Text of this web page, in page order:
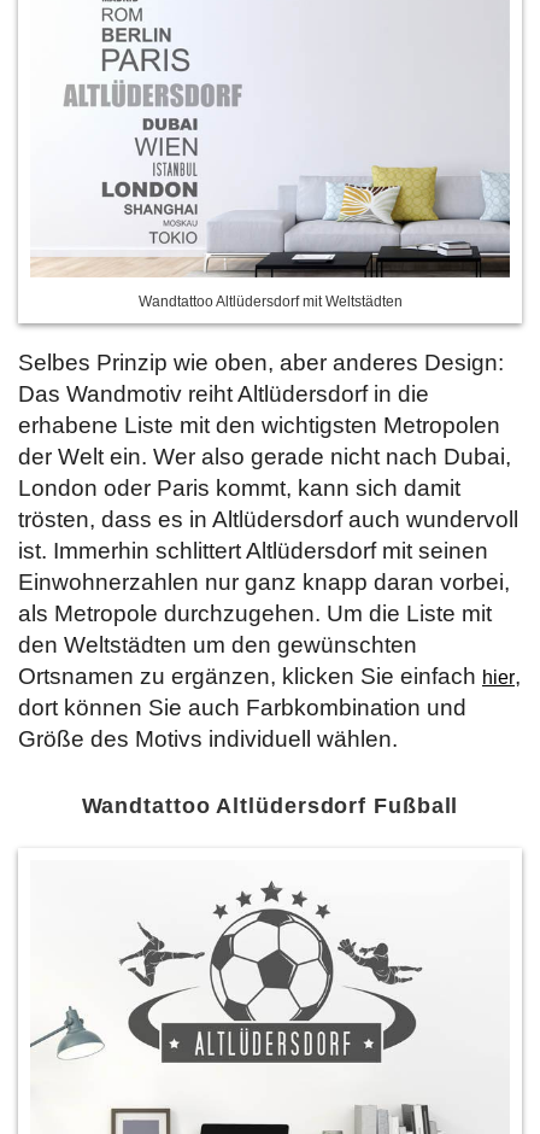
Wandtattoo Altlüdersdorf mit Weltstädten
Selbes Prinzip wie oben, aber anderes Design:
Das Wandmotiv reiht Altlüdersdorf in die
erhabene Liste mit den wichtigsten Metropolen
der Welt ein. Wer also gerade nicht nach Dubai,
London oder Paris kommt, kann sich damit
trösten, dass es in Altlüdersdorf auch wundervoll
ist. Immerhin schlittert Altlüdersdorf mit seinen
Einwohnerzahlen nur ganz knapp daran vorbei,
als Metropole durchzugehen. Um die Liste mit
den Weltstädten um den gewünschten
Ortsnamen zu ergänzen, klicken Sie einfach hier,
dort können Sie auch Farbkombination und
Größe des Motivs individuell wählen.
Wandtattoo Altlüdersdorf Fußball